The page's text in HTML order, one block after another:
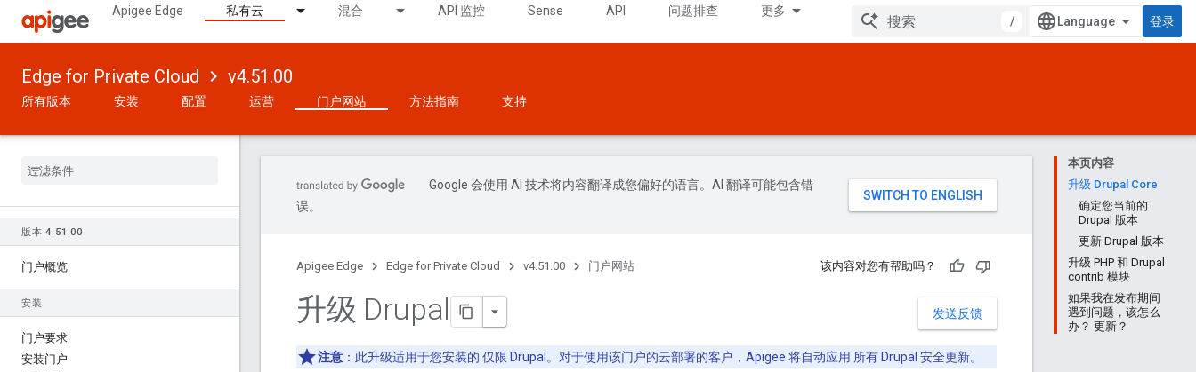
Apigee Edge 私有云 混合 API 监控 Sense API 问题排查 更多
/ 登录
Edge for Private Cloud v4.51.00
所有版本 安装 配置 运营 门户网站 方法指南 支持
版本 4. 51 .00
门户概览
安装
门户要求
安装门户
本页内容
升级 Drupal Core
确定您当前的
Drupal 版本
更新 Drupal 版本
升级 PHP 和 Drupal
contrib 模块
如果我在发布期间
遇到问题，该怎么
办？ 更新？
Google 会使用 AI 技术将内容翻译成您偏好的语言。AI 翻译可能包含错
误。
Apigee Edge Edge for Private Cloud v4.51.00 门户网站 该内容对您有帮助吗？
发送反馈
升级 Drupal
注意 ：此升级适用于您安装的 仅限 Drupal。对于使用该门户的云部署的客户，Apigee 将自动应用 所有 Drupal 安全更新。